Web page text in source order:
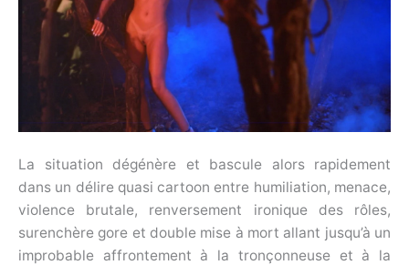
La situation dégénère et bascule alors rapidement
dans un délire quasi cartoon entre humiliation, menace,
violence brutale, renversement ironique des rôles,
surenchère gore et double mise à mort allant jusqu’à un
improbable affrontement à la tronçonneuse et à la